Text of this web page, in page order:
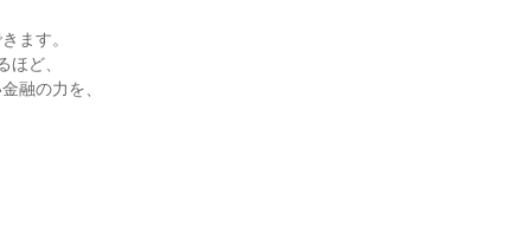
ます。
ど、
融の力を、